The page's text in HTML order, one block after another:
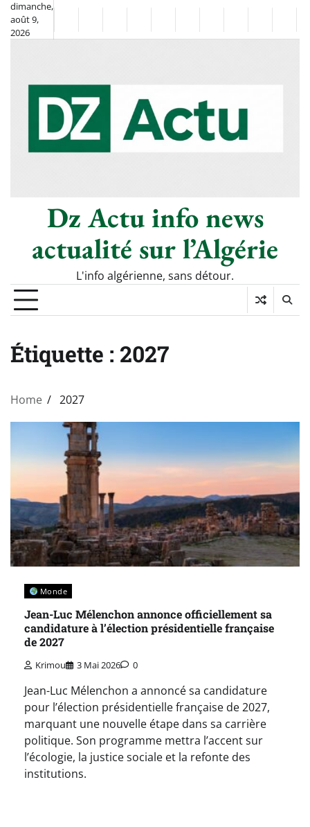
Skip
content
dimanche,
août 9,
2026
FlashSportclasséDiasporaChronique
–
Le
Thé
SociétéCultureMonde
Tech
Dz Actu info news
actualité sur l’Algérie
L'info algérienne, sans détour.
Étiquette : 2027
Home 2027
Monde
Jean-Luc Mélenchon annonce officiellement sa
candidature à l’élection présidentielle française
de 2027
Krimou 3 Mai 2026 0
Jean-Luc Mélenchon a annoncé sa candidature
pour l’élection présidentielle française de 2027,
marquant une nouvelle étape dans sa carrière
politique. Son programme mettra l’accent sur
l’écologie, la justice sociale et la refonte des
institutions.